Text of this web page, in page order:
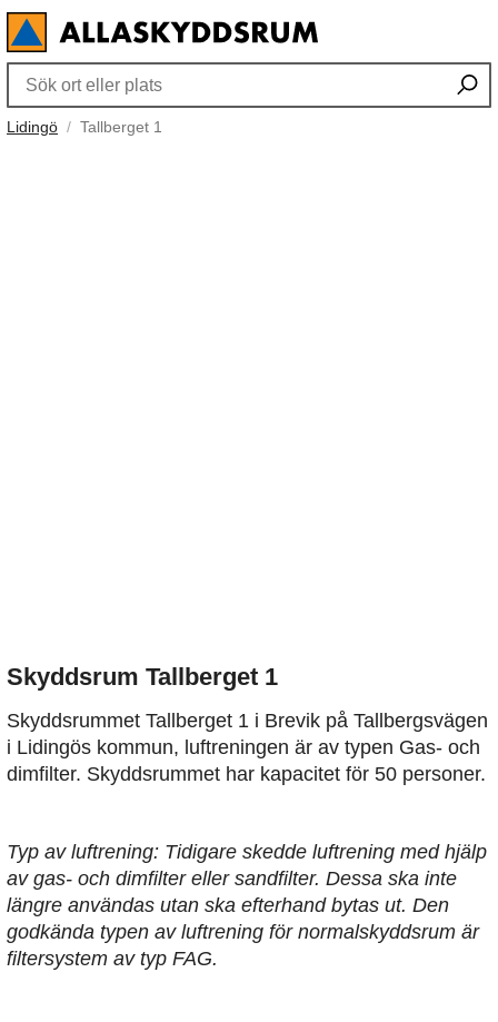
Lidingö Tallberget 1
Skyddsrum Tallberget 1
Skyddsrummet Tallberget 1 i Brevik på Tallbergsvägen
i Lidingös kommun, luftreningen är av typen Gas- och
dimfilter. Skyddsrummet har kapacitet för 50 personer.
Typ av luftrening: Tidigare skedde luftrening med hjälp
av gas- och dimfilter eller sandfilter. Dessa ska inte
längre användas utan ska efterhand bytas ut. Den
godkända typen av luftrening för normalskyddsrum är
filtersystem av typ FAG.